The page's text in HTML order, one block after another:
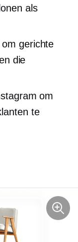
als
gerichte
die
om
te